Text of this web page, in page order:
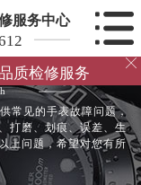
服务中心
质检修服务

常见的手表故障问题，
打磨、划痕、误差、生
上问题，希望对您有所